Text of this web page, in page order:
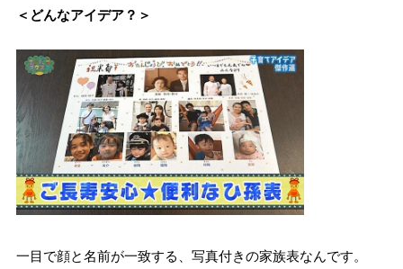
＜どんなアイデア？＞
一目で顔と名前が一致する、写真付きの家族表なんです。